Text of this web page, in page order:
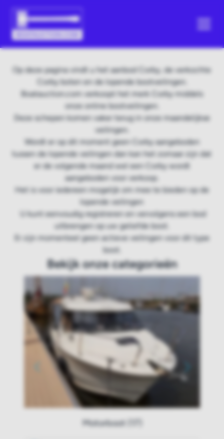
Op deze pagina vindt u het aanbod Corby, de verkochte
Corby boten en de lopende bootveilingen.
Boatauction.com verkoopt het merk Corby middels
onze online bootveilingen.
Deze schepen komen vaker terug in onze maandelijkse
veilingen.
Wordt er op dit moment geen Corby aangeboden
tussen de lopende veilingen dan kan het zomaar zijn dat
er de volgende maand wel een Corby wordt
aangeboden voor verkoop.
Het is voor iedereen mogelijk om mee te bieden op de
lopende veilingen
U kunt eenvoudig registreren en vervolgens een bod
uitbrengen op uw geliefde boot.
Er zijn momenteel geen actieve veilingen voor dit type
boot.
Bekijk onze categorieën
Motorboot (17)